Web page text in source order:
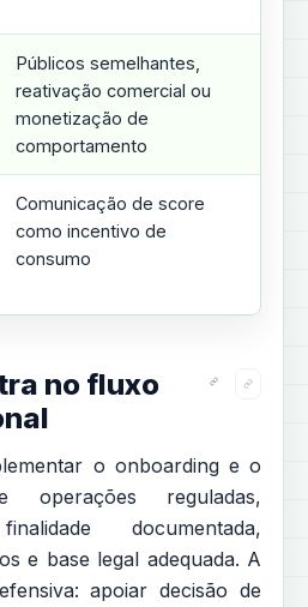
Públicos semelhantes,
reativação comercial ou
monetização de
comportamento
Comunicação de score
como incentivo de
consumo
no fluxo
o onboarding e o
operações reguladas,
documentada,
e base legal adequada. A
apoiar decisão de